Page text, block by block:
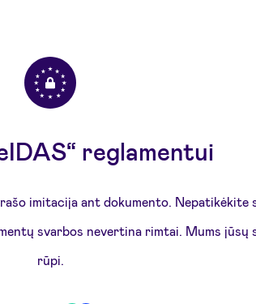
reglamentui
imitacija ant dokumento. Nepatikėkite
svarbos nevertina rimtai. Mums jūsų
rūpi.